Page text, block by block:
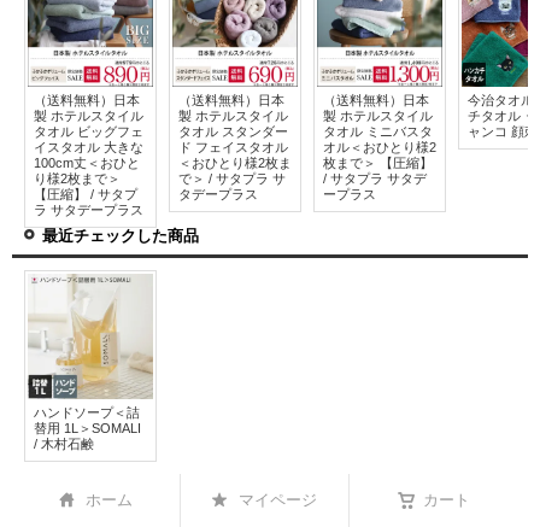
（送料無料）日本
製 ホテルスタイル
タオル ビッグフェ
イスタオル 大きな
100cm丈＜おひと
り様2枚まで＞
【圧縮】 / サタプ
ラ サタデープラス
（送料無料）日本
製 ホテルスタイル
タオル スタンダー
ド フェイスタオル
＜おひとり様2枚ま
で＞ / サタプラ サ
タデープラス
（送料無料）日本
製 ホテルスタイル
タオル ミニバスタ
オル＜おひとり様2
枚まで＞ 【圧縮】
/ サタプラ サタデ
ープラス
今治タオル
チタオル
ャンコ 顔刺
最近チェックした商品
ハンドソープ＜詰
替用 1L＞SOMALI
/ 木村石鹸
ホーム マイページ カート